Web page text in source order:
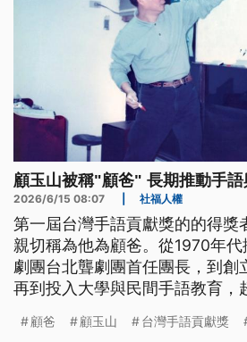
顧玉山被稱"顧爸" 長期推動手
2026/6/15 08:07 社福人權
第一屆台灣手語貢獻獎的的得獎
親切稱為他為顧爸。從1970年
劇團台北聾劇團首任團長，到創
再到投入大學與民間手語教育，
語工作者，更是台灣聾人社群成
顧爸 顧玉山 台灣手語貢獻獎